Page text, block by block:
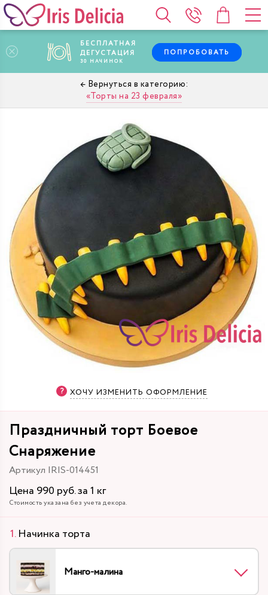
БЕСПЛАТНАЯ
ДЕГУСТАЦИЯ
30 НАЧИНОК
ПОПРОБОВАТЬ
Торты на 23 февраля
ХОЧУ ИЗМЕНИТЬ ОФОРМЛЕНИЕ
Праздничный торт Боевое
Снаряжение
Артикул IRIS-014451
Цена 990 руб. за 1 кг
Стоимость указана без учета декора.
Начинка торта
Манго-малина